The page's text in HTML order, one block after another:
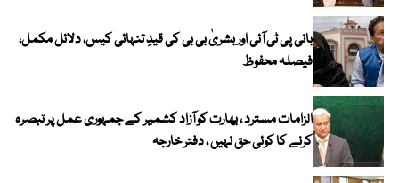
بانی پی ٹی آئی اور بشریٰ بی بی کی قیدِ تنہائی کیس، دلائل مکمل،
فیصلہ محفوظ
الزامات مسترد ، بھارت کو آزاد کشمیر کے جمہوری عمل پر تبصرہ
کرنے کا کوئی حق نہیں ، دفتر خارجہ